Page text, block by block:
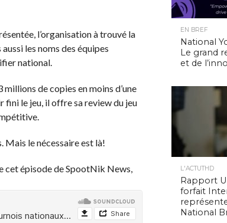
l’organisation à trouvé la
les noms des équipes
national.
de copies en moins d’une
fini le jeu, il offre sa review du jeu
Mais le nécessaire est là!
cet épisode de SpootNik News,
EN BREF
National
Le grand
et de
L'ACTUTHD
Rapport
forfait
National